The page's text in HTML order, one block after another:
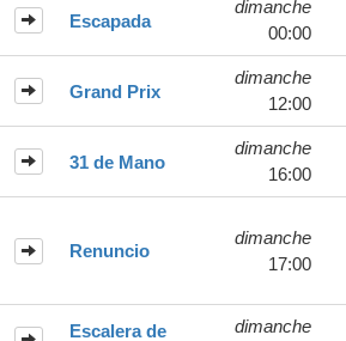
Escapada
dimanche
00:00
Grand Prix
dimanche
12:00
31 de Mano
dimanche
16:00
Renuncio
dimanche
17:00
Escalera de
dimanche